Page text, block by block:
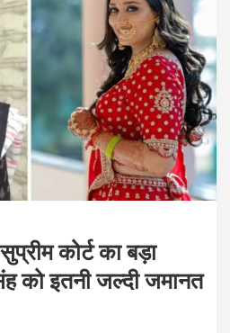
कोर्ट का बड़ा
को इतनी जल्दी जमानत